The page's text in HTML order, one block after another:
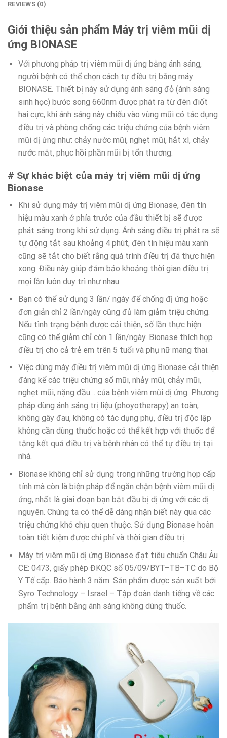
REVIEWS (0)
Giới thiệu sản phẩm Máy trị viêm mũi dị
ứng BIONASE
Với phương pháp trị viêm mũi dị ứng bằng ánh sáng,
người bệnh có thể chọn cách tự điều trị bằng máy
BIONASE. Thiết bị này sử dụng ánh sáng đỏ (ánh sáng
sinh học) bước song 660nm được phát ra từ đèn điốt
hai cực, khi ánh sáng này chiếu vào vùng mũi có tác dụng
điều trị và phòng chống các triệu chứng của bệnh viêm
mũi dị ứng như: chảy nước mũi, nghẹt mũi, hắt xì, chảy
nước mắt, phục hồi phần mũi bị tổn thương.
# Sự khác biệt của máy trị viêm mũi dị ứng
Bionase
Khi sử dụng máy trị viêm mũi dị ứng Bionase, đèn tín
hiệu màu xanh ở phía trước của đầu thiết bị sẽ được
phát sáng trong khi sử dụng. Ánh sáng điều trị phát ra sẽ
tự động tắt sau khoảng 4 phút, đèn tín hiệu màu xanh
cũng sẽ tắt cho biết rằng quá trình điều trị đã thực hiện
xong. Điều này giúp đảm bảo khoảng thời gian điều trị
mọi lần luôn duy trì như nhau.
Bạn có thể sử dụng 3 lần/ ngày để chống đị ứng hoặc
đơn giản chỉ 2 lần/ngày cũng đủ làm giảm triệu chứng.
Nếu tình trạng bệnh được cải thiện, số lần thực hiện
cũng có thể giảm chỉ còn 1 lần/ngày. Bionase thích hợp
điều trị cho cả trẻ em trên 5 tuổi và phụ nữ mang thai.
Việc dùng máy điều trị viêm mũi dị ứng Bionase cải thiện
đáng kể các triệu chứng sổ mũi, nhảy mũi, chảy mũi,
nghẹt mũi, nặng đầu… của bệnh viêm mũi dị ứng. Phương
pháp dùng ánh sáng trị liệu (phoyotherapy) an toàn,
không gây đau, không có tác dụng phụ, điều trị độc lập
không cần dùng thuốc hoặc có thể kết hợp với thuốc để
tăng kết quả điều trị và bệnh nhân có thể tự điều trị tại
nhà.
Bionase không chỉ sử dụng trong những trường hợp cấp
tính mà còn là biện pháp để ngăn chặn bệnh viêm mũi dị
ứng, nhất là giai đoạn bạn bắt đầu bị dị ứng với các dị
nguyên. Chúng ta có thể dễ dàng nhận biết này qua các
triệu chứng khó chịu quen thuộc. Sử dụng Bionase hoàn
toàn tiết kiệm được chi phí và thời gian điều trị.
Máy trị viêm mũi dị ứng Bionase đạt tiêu chuẩn Châu Âu
CE: 0473, giấy phép ĐKQC số 05/09/BYT–TB–TC do Bộ
Y Tế cấp. Bảo hành 3 năm. Sản phẩm được sản xuất bởi
Syro Technology – Israel – Tập đoàn danh tiếng về các
phẩm trị bệnh bằng ánh sáng không dùng thuốc.